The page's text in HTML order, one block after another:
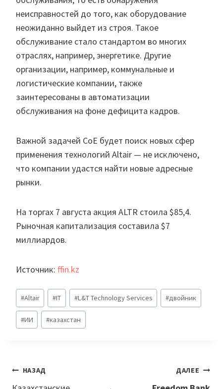
неисправностей до того, как оборудование
неожиданно выйдет из строя. Такое
обслуживание стало стандартом во многих
отраслях, например, энергетике. Другие
организации, например, коммунальные и
логистические компании, также
заинтересованы в автоматизации
обслуживания на фоне дефицита кадров.
Важной задачей CoE будет поиск новых сфер
применения технологий Altair — не исключено,
что компании удастся найти новые адресные
рынки.
На торгах 7 августа акция ALTR стоила $85,4.
Рыночная капитализация составила $7
миллиардов.
Источник: ffin.kz
Метки
записи:
#Altair #IT #L&T Technology Services #двойник
#ИИ #казахстан
Навигация
НАЗАД ДАЛЕЕ